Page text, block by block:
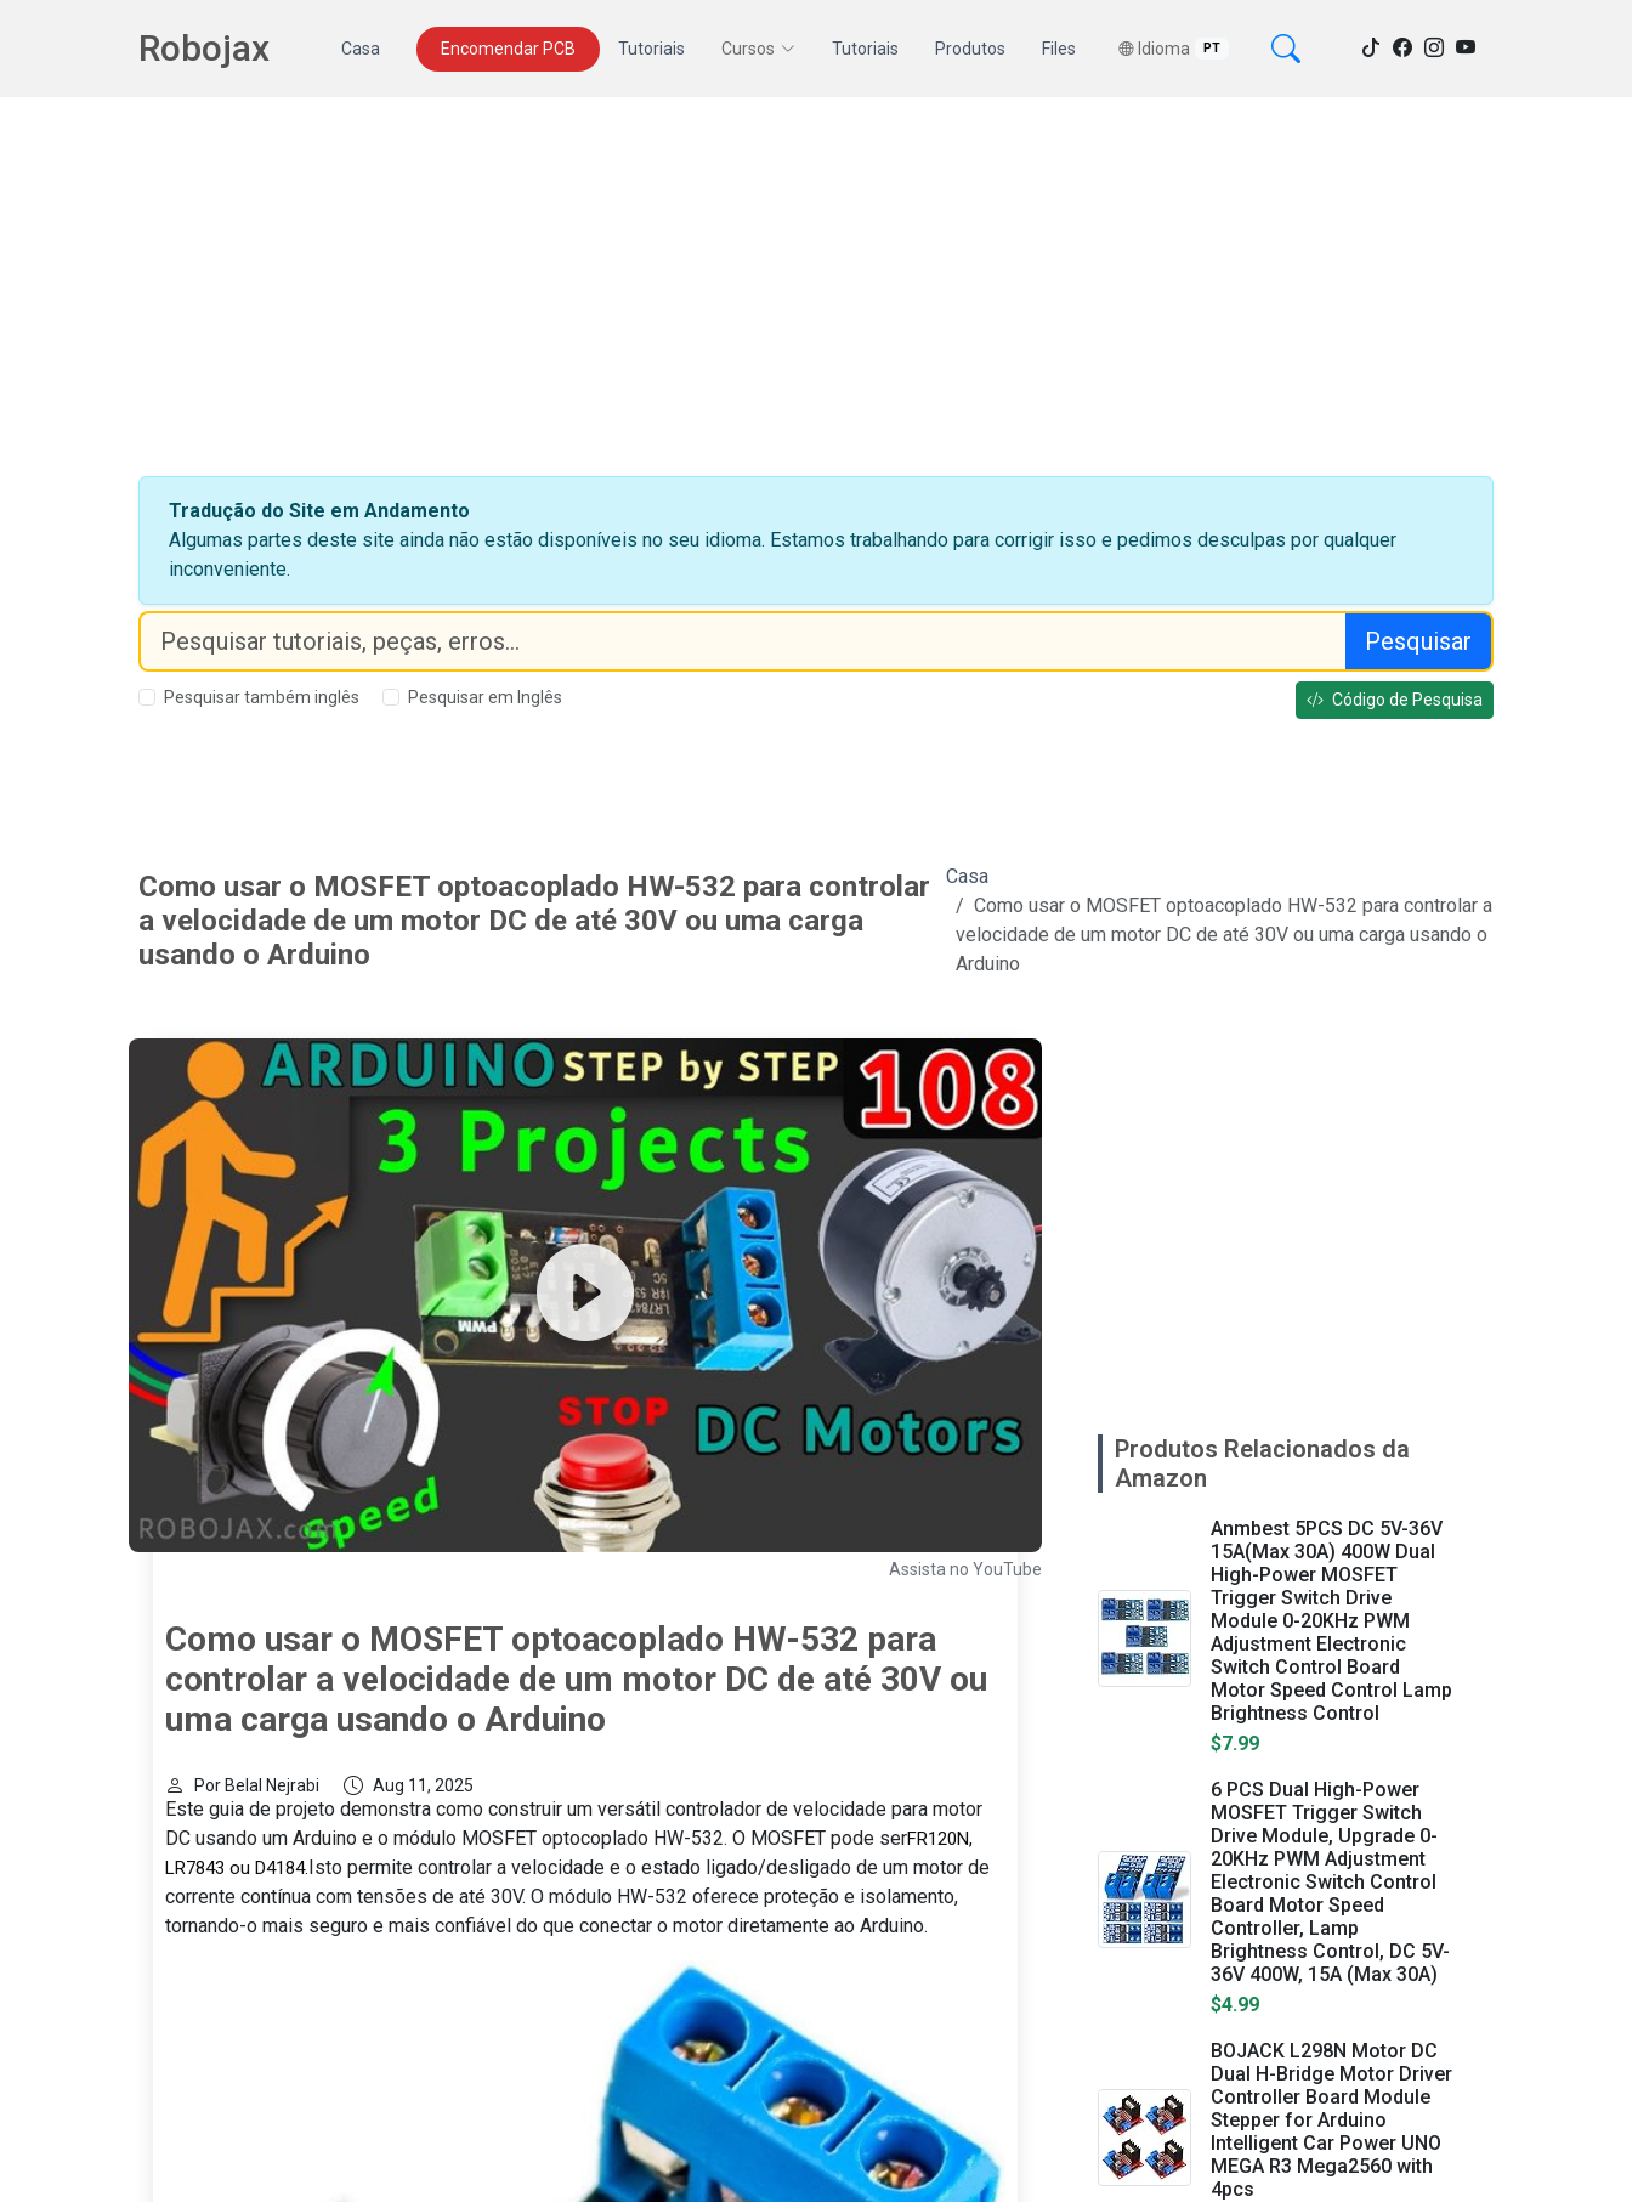
Robojax Casa Encomendar PCB Tutoriais Cursos Tutoriais Produtos Files Idioma PT
Tradução do Site em Andamento
Algumas partes deste site ainda não estão disponíveis no seu idioma. Estamos trabalhando para corrigir isso e pedimos desculpas por qualquer
inconveniente.
Pesquisar
Pesquisar também inglês Pesquisar em Inglês Código de Pesquisa
Como usar o MOSFET optoacoplado HW-532 para controlar
a velocidade de um motor DC de até 30V ou uma carga
usando o Arduino
Casa
Como usar o MOSFET optoacoplado HW-532 para controlar a
velocidade de um motor DC de até 30V ou uma carga usando o
Arduino
Assista no YouTube
Como usar o MOSFET optoacoplado HW-532 para
controlar a velocidade de um motor DC de até 30V ou
uma carga usando o Arduino
Por Belal Nejrabi Aug 11, 2025
Este guia de projeto demonstra como construir um versátil controlador de velocidade para motor
DC usando um Arduino e o módulo MOSFET optocoplado HW-532. O MOSFET pode serFR120N,
LR7843 ou D4184.Isto permite controlar a velocidade e o estado ligado/desligado de um motor de
corrente contínua com tensões de até 30V. O módulo HW-532 oferece proteção e isolamento,
tornando-o mais seguro e mais confiável do que conectar o motor diretamente ao Arduino.
Produtos Relacionados da
Amazon
Anmbest 5PCS DC 5V-36V
15A(Max 30A) 400W Dual
High-Power MOSFET
Trigger Switch Drive
Module 0-20KHz PWM
Adjustment Electronic
Switch Control Board
Motor Speed Control Lamp
Brightness Control
$7.99
6 PCS Dual High-Power
MOSFET Trigger Switch
Drive Module, Upgrade 0-
20KHz PWM Adjustment
Electronic Switch Control
Board Motor Speed
Controller, Lamp
Brightness Control, DC 5V-
36V 400W, 15A (Max 30A)
$4.99
BOJACK L298N Motor DC
Dual H-Bridge Motor Driver
Controller Board Module
Stepper for Arduino
Intelligent Car Power UNO
MEGA R3 Mega2560 with
4pcs